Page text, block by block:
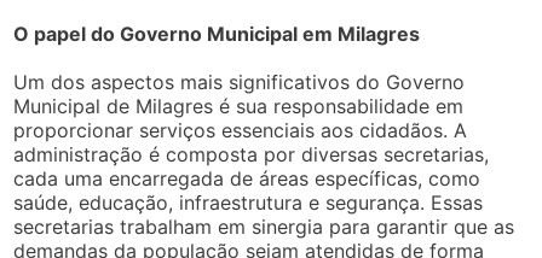
O papel do Governo Municipal em Milagres
Um dos aspectos mais significativos do Governo
Municipal de Milagres é sua responsabilidade em
proporcionar serviços essenciais aos cidadãos. A
administração é composta por diversas secretarias,
cada uma encarregada de áreas específicas, como
saúde, educação, infraestrutura e segurança. Essas
secretarias trabalham em sinergia para garantir que as
demandas da população sejam atendidas de forma